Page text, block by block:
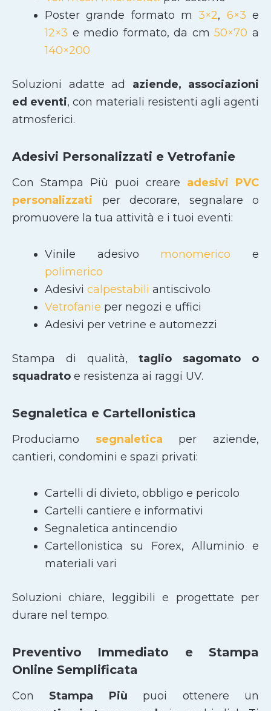
Poster grande formato m3×2, 6×3 e
12×3 e medio formato, da cm50×70 a
140×200
Soluzioni adatte ad aziende, associazioni
ed eventi, con materiali resistenti agli agenti
atmosferici.
Adesivi Personalizzati e Vetrofanie
Con Stampa Più puoi creare adesivi PVC
personalizzati per decorare, segnalare o
promuovere la tua attività e i tuoi eventi:
Vinile adesivo monomerico e
polimerico
Adesivi calpestabili antiscivolo
Vetrofanie per negozi e uffici
Adesivi per vetrine e automezzi
Stampa di qualità, taglio sagomato
o
squadrato e resistenza ai raggi UV.
Segnaletica e Cartellonistica
Produciamo segnaletica per aziende,
cantieri, condomini e spazi privati:
Cartelli di divieto, obbligo e pericolo
Cartelli cantiere e informativi
Segnaletica antincendio
Cartellonistica su Forex, Alluminio e
materiali vari
Soluzioni chiare, leggibili e progettate per
durare nel tempo.
Preventivo Immediato e Stampa
Online Semplificata
Con Stampa Più puoi ottenere un